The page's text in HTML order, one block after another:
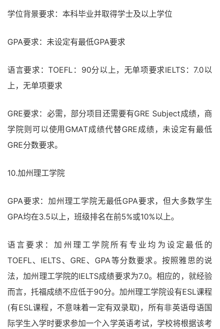
学位背景要求：本科毕业并取得学士及以上学位
GPA要求：未设定有最低GPA要求
语言要求：TOEFL：90分以上，无单项要求IELTS：7.0以
上，无单项要求
GRE要求：必需，部分项目还需要有GRE Subject成绩，商
学院则可以使用GMAT成绩代替GRE成绩，未设定有最低
GRE分数要求。
10.加州理工学院
GPA要求：加州理工学院无最低GPA要求，但大多数学生
GPA均在3.5以上，班级排名在前5%或10%以上。
语言要求：加州理工学院所有专业均为设定最低的
TOEFL、IELTS、GRE、GPA等分数要求。按照雅思的说
法，加州理工学院的IELTS成绩要求为7.0。相应的，就经验
而言，托福成绩不应低于90分。加州理工学院设有ESL课程
(有ESL课程，不意味着一定有双录取)，所有非英语母语国
际学生入学时要求参加一个入学英语考试，学校将根据该考